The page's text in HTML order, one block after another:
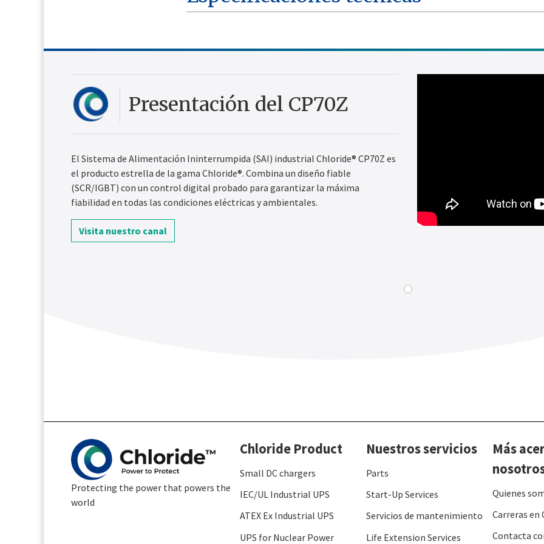
Presentación del CP70Z
El Sistema de Alimentación Ininterrumpida (SAI) industrial Chloride® CP70Z es
el producto estrella de la gama Chloride®. Combina un diseño fiable
(SCR/IGBT) con un control digital probado para garantizar la máxima
fiabilidad en todas las condiciones eléctricas y ambientales.
Visita nuestro canal
Protecting the power that powers the
world
Chloride Product
Small DC chargers
IEC/UL Industrial UPS
ATEX Ex Industrial UPS
UPS for Nuclear Power
Nuestros servicios
Parts
Start-Up Services
Servicios de mantenimiento
Life Extension Services
Más
Quienes
Carreras en
Contacta